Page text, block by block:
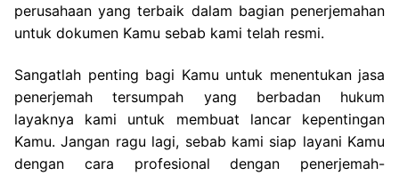
perusahaan yang terbaik dalam bagian penerjemahan
untuk dokumen Kamu sebab kami telah resmi.
Sangatlah penting bagi Kamu untuk menentukan jasa
penerjemah tersumpah yang berbadan hukum
layaknya kami untuk membuat lancar kepentingan
Kamu. Jangan ragu lagi, sebab kami siap layani Kamu
dengan cara profesional dengan penerjemah-